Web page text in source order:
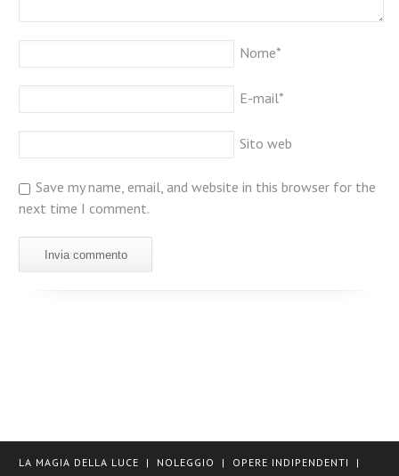
Nome*
E-mail*
Sito web
Save my name, email, and website in this browser for the
next time I comment.
LA MAGIA DELLA LUCE | NOLEGGIO | OPERE INDIPENDENTI |